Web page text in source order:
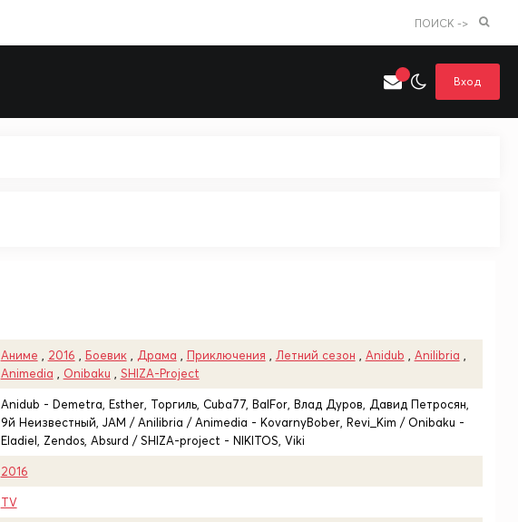
ПОИСК ->
Вход
Аниме 2016 Боевик Драма Приключения Летний сезон Anidub Anilibria
Animedia
Onibaku SHIZA-Project
Anidub - Demetra, Esther, Торгиль, Cuba77, BalFor, Влад Дуров, Давид Петросян,
9й Неизвестный, JAM / Anilibria / Animedia - KovarnyBober, Revi_Kim / Onibaku -
Eladiel, Zendos, Absurd / SHIZA-project - NIKITOS, Viki
2016
TV